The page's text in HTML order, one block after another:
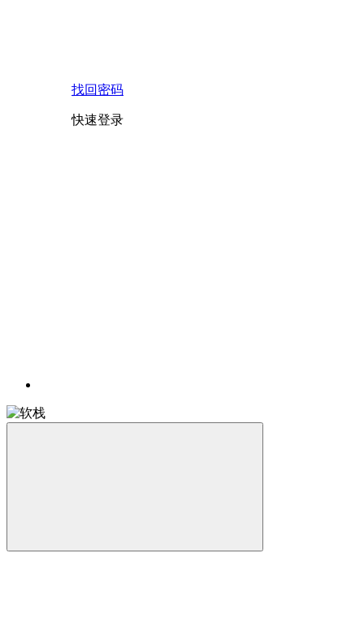
找回密码
快速登录